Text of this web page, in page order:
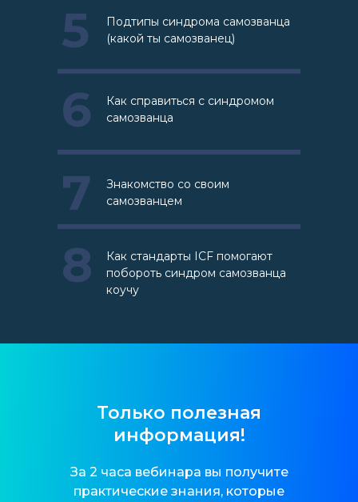
Подтипы синдрома самозванца
(какой ты самозванец)
5
Как справиться с синдромом
самозванца
6
Знакомство со своим
самозванцем
7
Как стандарты ICF помогают
побороть синдром самозванца
коучу
8
Только полезная
информация!
За 2 часа вебинара вы получите
практические знания, которые